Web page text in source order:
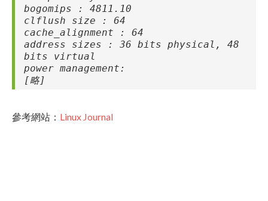
bogomips : 4811.10
clflush size : 64
cache_alignment : 64
address sizes : 36 bits physical, 48
bits virtual
power management:
[略]
參考網站： Linux Journal